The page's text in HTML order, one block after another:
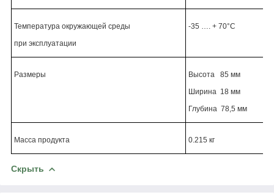
Температура окружающей среды
при эксплуатации
-35 …. + 70°C
Размеры
Высота 85 мм
Ширина 18 мм
Глубина 78,5 мм
Масса продукта 0.215 кг
Скрыть